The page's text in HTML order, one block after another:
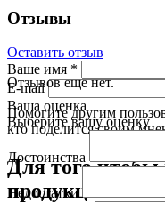
Отзывы
Оставить отзыв
Ваше имя *
E-mail
Ваша оценка
Выберите вашу оценку
Достоинства
Недостатки
Отзывов еще нет.
Помогите другим
кто поделится своим
Для того чтобы
продукцию: